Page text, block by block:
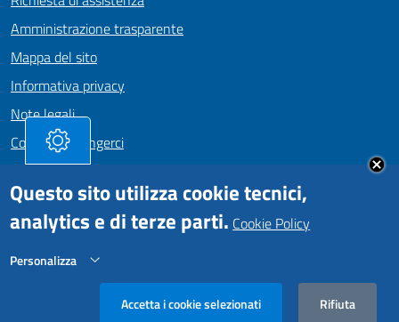
Amministrazione trasparente
Mappa del sito
Informativa privacy
Note legali
Come Raggiungerci
Dichiarazione di accessibilità
SEGUICI SU
Facebookhttps://www.instagram.com/comunepositanoofficial/
Comune di Positano • Realizzato da
Questo sito utilizza cookie tecnici,
analytics e di terze parti. Cookie Policy
Personalizza
Accetta i cookie selezionati
Rifiuta
Rifiuta